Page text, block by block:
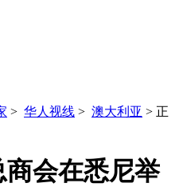
> 华人视线 > 澳大利亚 > 正
会在悉尼举